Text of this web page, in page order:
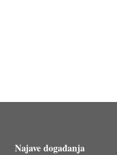
Najave događanja